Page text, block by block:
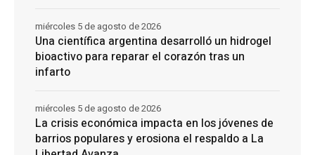
Una científica argentina desarrolló un hidrogel
bioactivo para reparar el corazón tras un
infarto
miércoles 5 de agosto de 2026
La crisis económica impacta en los jóvenes de
barrios populares y erosiona el respaldo a La
miércoles 5 de agosto de 2026